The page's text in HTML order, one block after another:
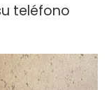
teléfono